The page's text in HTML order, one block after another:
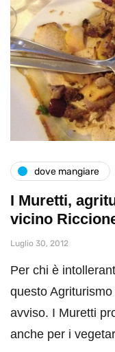
dove mangiare
I Muretti,
vicino
Luglio 30, 2012
Per chi è
questo
avviso. I Muretti
anche per i